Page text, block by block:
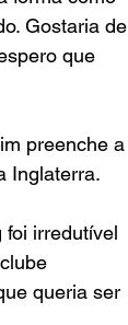
Gostaria de
que
preenche a
Inglaterra.
irredutível
queria ser